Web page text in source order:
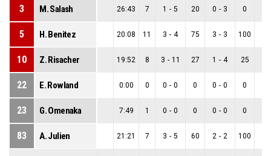
3 M. Salash 26:43 7 1 - 5 20 0 - 3 0
5 H. Benitez 20:08 11 3 - 4 75 3 - 3 100
10 Z. Risacher 19:52 8 3 - 11 27 1 - 4 25
22 E. Rowland 0:00 0 0 - 0 0 0 - 0 0
23 G. Omenaka 7:49 1 0 - 0 0 0 - 0 0
83 A. Julien 21:21 7 3 - 5 60 2 - 2 100